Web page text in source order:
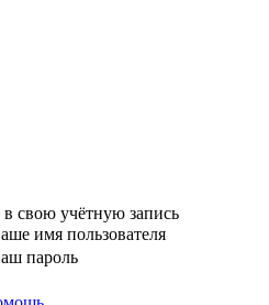
свою учётную запись
имя пользователя
пароль